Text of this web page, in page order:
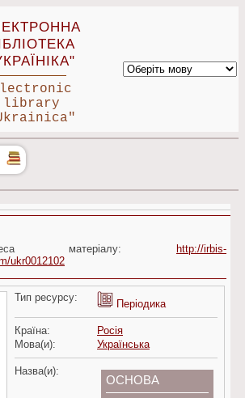
library
матеріалу:
http://irbis-
ukr0012102
Тип ресурсу:
Періодика
Країна:
Росія
Мова(и):
Українська
Назва(и):
ОСНОВА